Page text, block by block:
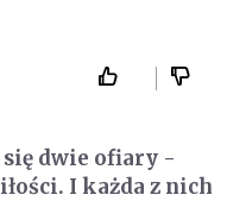
dwie ofiary -
I każda z nich